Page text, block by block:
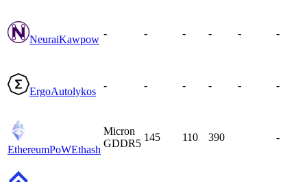
NeuraiKawpow
- - - - - -
ErgoAutolykos
- - - - - -
EthereumPoWEthash
Micron
GDDR5
145 110 390 -